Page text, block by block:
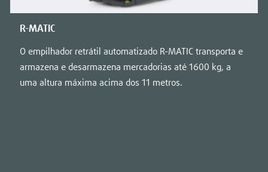
R-MATIC
O empilhador retrátil automatizado R-MATIC transporta e
armazena e desarmazena mercadorias até 1600 kg, a
uma altura máxima acima dos 11 metros.